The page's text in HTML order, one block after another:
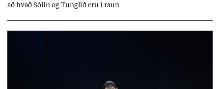
að hvað Sól­in og Tungl­ið eru í raun